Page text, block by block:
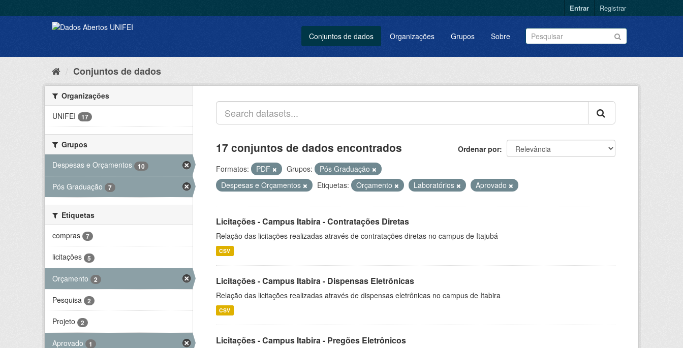
Entrar Registrar
Conjuntos de dados Organizações Grupos Sobre
Conjuntos de dados
Organizações
UNIFEI
17
Grupos
Despesas e Orçamentos
10
Pós Graduação 7
Etiquetas
compras
7
licitações 5
Orçamento 2
Pesquisa 2
Projeto 2
Aprovado 1
Ordenar por
17 conjuntos de dados encontrados
Formatos: PDF Grupos:
Pós Graduação
Despesas e Orçamentos
Etiquetas: Orçamento Laboratórios Aprovado
Licitações - Campus Itabira - Contratações Diretas
Relação das licitações realizadas através de contratações diretas no campus de Itajubá
CSV
Licitações - Campus Itabira - Dispensas Eletrônicas
Relação das licitações realizadas através de dispensas eletrônicas no campus de Itabira
CSV
Licitações - Campus Itabira - Pregões Eletrônicos